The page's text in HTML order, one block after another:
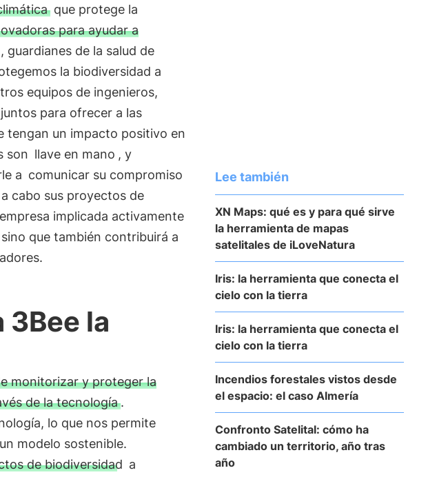
que protege la
para ayudar a
, guardianes de la salud de
la biodiversidad a
equipos de ingenieros,
para ofrecer a las
tengan un impacto positivo en
son llave en mano , y
a comunicar su compromiso
cabo sus proyectos de
implicada activamente
que también contribuirá a
3Bee la
monitorizar y proteger la
de la tecnología.
lo que nos permite
modelo sostenible.
de biodiversidad a
Lee también
XN Maps: qué es y para qué sirve
la herramienta de mapas
satelitales de iLoveNatura
Iris: la herramienta que conecta el
cielo con la tierra
Iris: la herramienta que conecta el
cielo con la tierra
Incendios forestales vistos desde
el espacio: el caso Almería
Confronto Satelital: cómo ha
cambiado un territorio, año tras
año